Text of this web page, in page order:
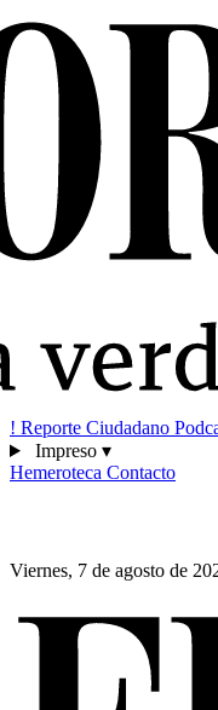
! Reporte Ciudadano
Impreso ▾
Hemeroteca Contacto
Viernes, 7 de agosto de